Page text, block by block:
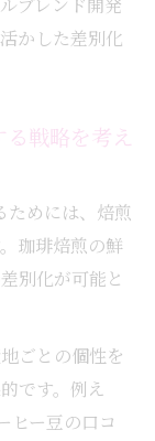
かした差別化
戦略を考え
ためには、焙煎
珈琲焙煎の鮮
別化が可能と
ごとの個性を
です。例え
ヒー豆の口コ